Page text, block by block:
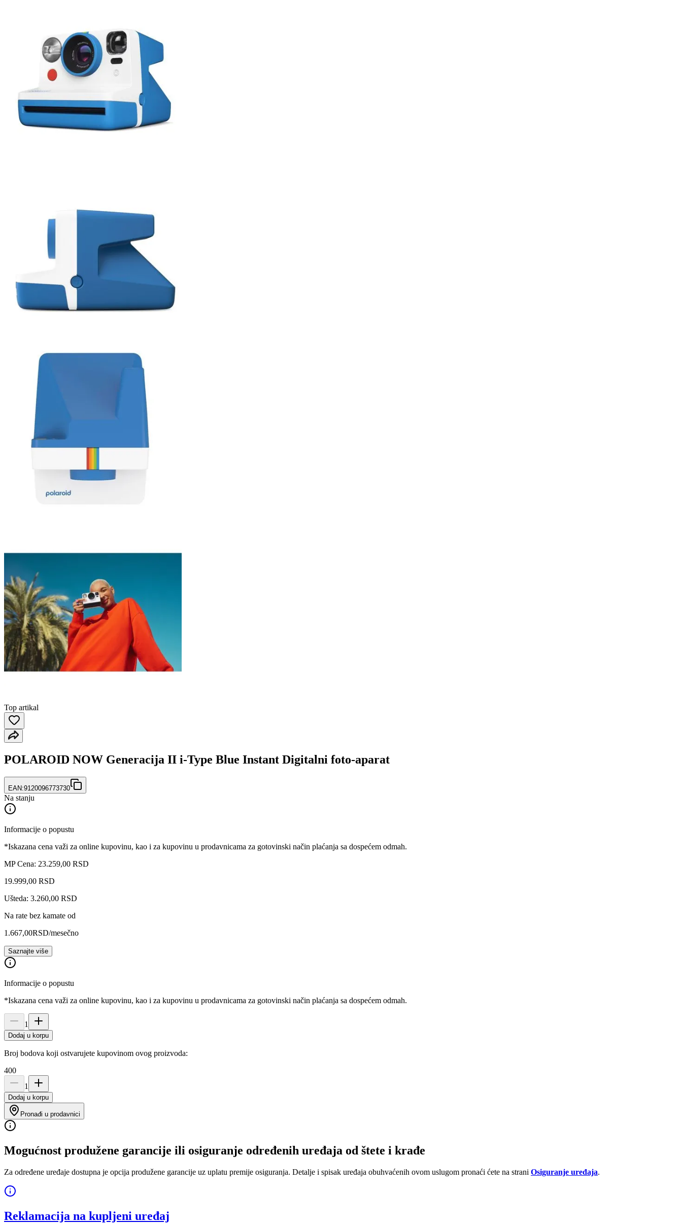
Top artikal
POLAROID NOW Generacija II i-Type Blue Instant Digitalni foto-aparat
EAN:9120096773730
Na stanju
Informacije o popustu
*Iskazana cena važi za online kupovinu, kao i za kupovinu u prodavnicama za gotovinski način plaćanja sa dospećem odmah.
MP Cena: 23.259,00 RSD
19.999,00 RSD
Ušteda: 3.260,00 RSD
Na rate bez kamate od
1.667,00RSD/mesečno
Saznajte više
Informacije o popustu
*Iskazana cena važi za online kupovinu, kao i za kupovinu u prodavnicama za gotovinski način plaćanja sa dospećem odmah.
1
Dodaj u korpu
Broj bodova koji ostvarujete kupovinom ovog proizvoda:
400
1
Dodaj u korpu
Pronađi u prodavnici
Mogućnost produžene garancije ili osiguranje određenih uređaja od štete i krađe
Za određene uređaje dostupna je opcija produžene garancije uz uplatu premije osiguranja. Detalje i spisak uređaja obuhvaćenih ovom uslugom pronaći ćete na strani Osiguranje uređaja.
Reklamacija na kupljeni uređaj